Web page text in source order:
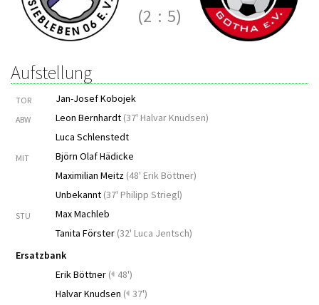
(2 : 5)
Aufstellung
TOR Jan-Josef Kobojek
ABW Leon Bernhardt (37' Halvar Knudsen)
Luca Schlenstedt
MIT
Björn Olaf Hädicke
Maximilian Meitz (48' Erik Böttner)
Unbekannt (37' Philipp Striegl)
STU
Max Machleb
Tanita Förster (32' Luca Jentsch)
Ersatzbank
Erik Böttner ( 48')
Halvar Knudsen ( 37')